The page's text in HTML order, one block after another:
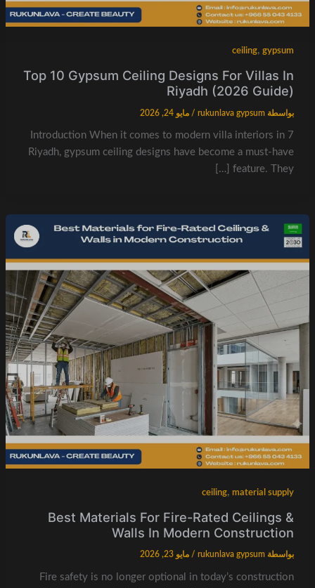
ceiling,gypsum
Top 10 Gypsum Ceiling Designs For Villas In
Riyadh (2026 Guide)
بواسطة rukunlava gypsum
/ مايو 24, 2026
7 Introduction When it comes to modern villa interiors in
Riyadh, gypsum ceiling designs have become a must-have
feature. They […]
ceiling,material supply
Best Materials For Fire-Rated Ceilings &
Walls In Modern Construction
بواسطة rukunlava gypsum
/ مايو 23, 2026
Fire safety is no longer optional in today’s construction